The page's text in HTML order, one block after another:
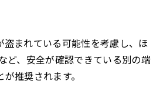
まれている可能性を考慮し、ほ
ど、安全が確認できている別の端
推奨されます。